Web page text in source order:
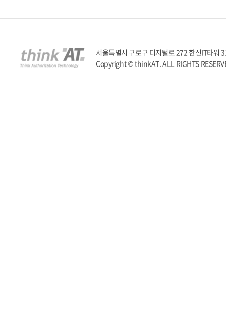
서울특별시 구로구 디지털로 272 한신IT타
Copyright © thinkAT. ALL RIGHTS